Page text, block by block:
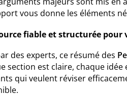
vous donne les éléments
fiable et structurée pour
des experts, ce résumé des
section est claire, chaque
qui veulent réviser